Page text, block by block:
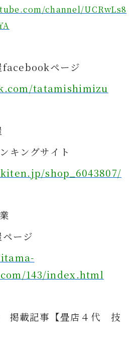
channel/UCRwLs8
facebookページ
tatamishimizu
キングサイト
shop_6043807/
ージ
143/index.html
掲載記事 【畳店４代 技